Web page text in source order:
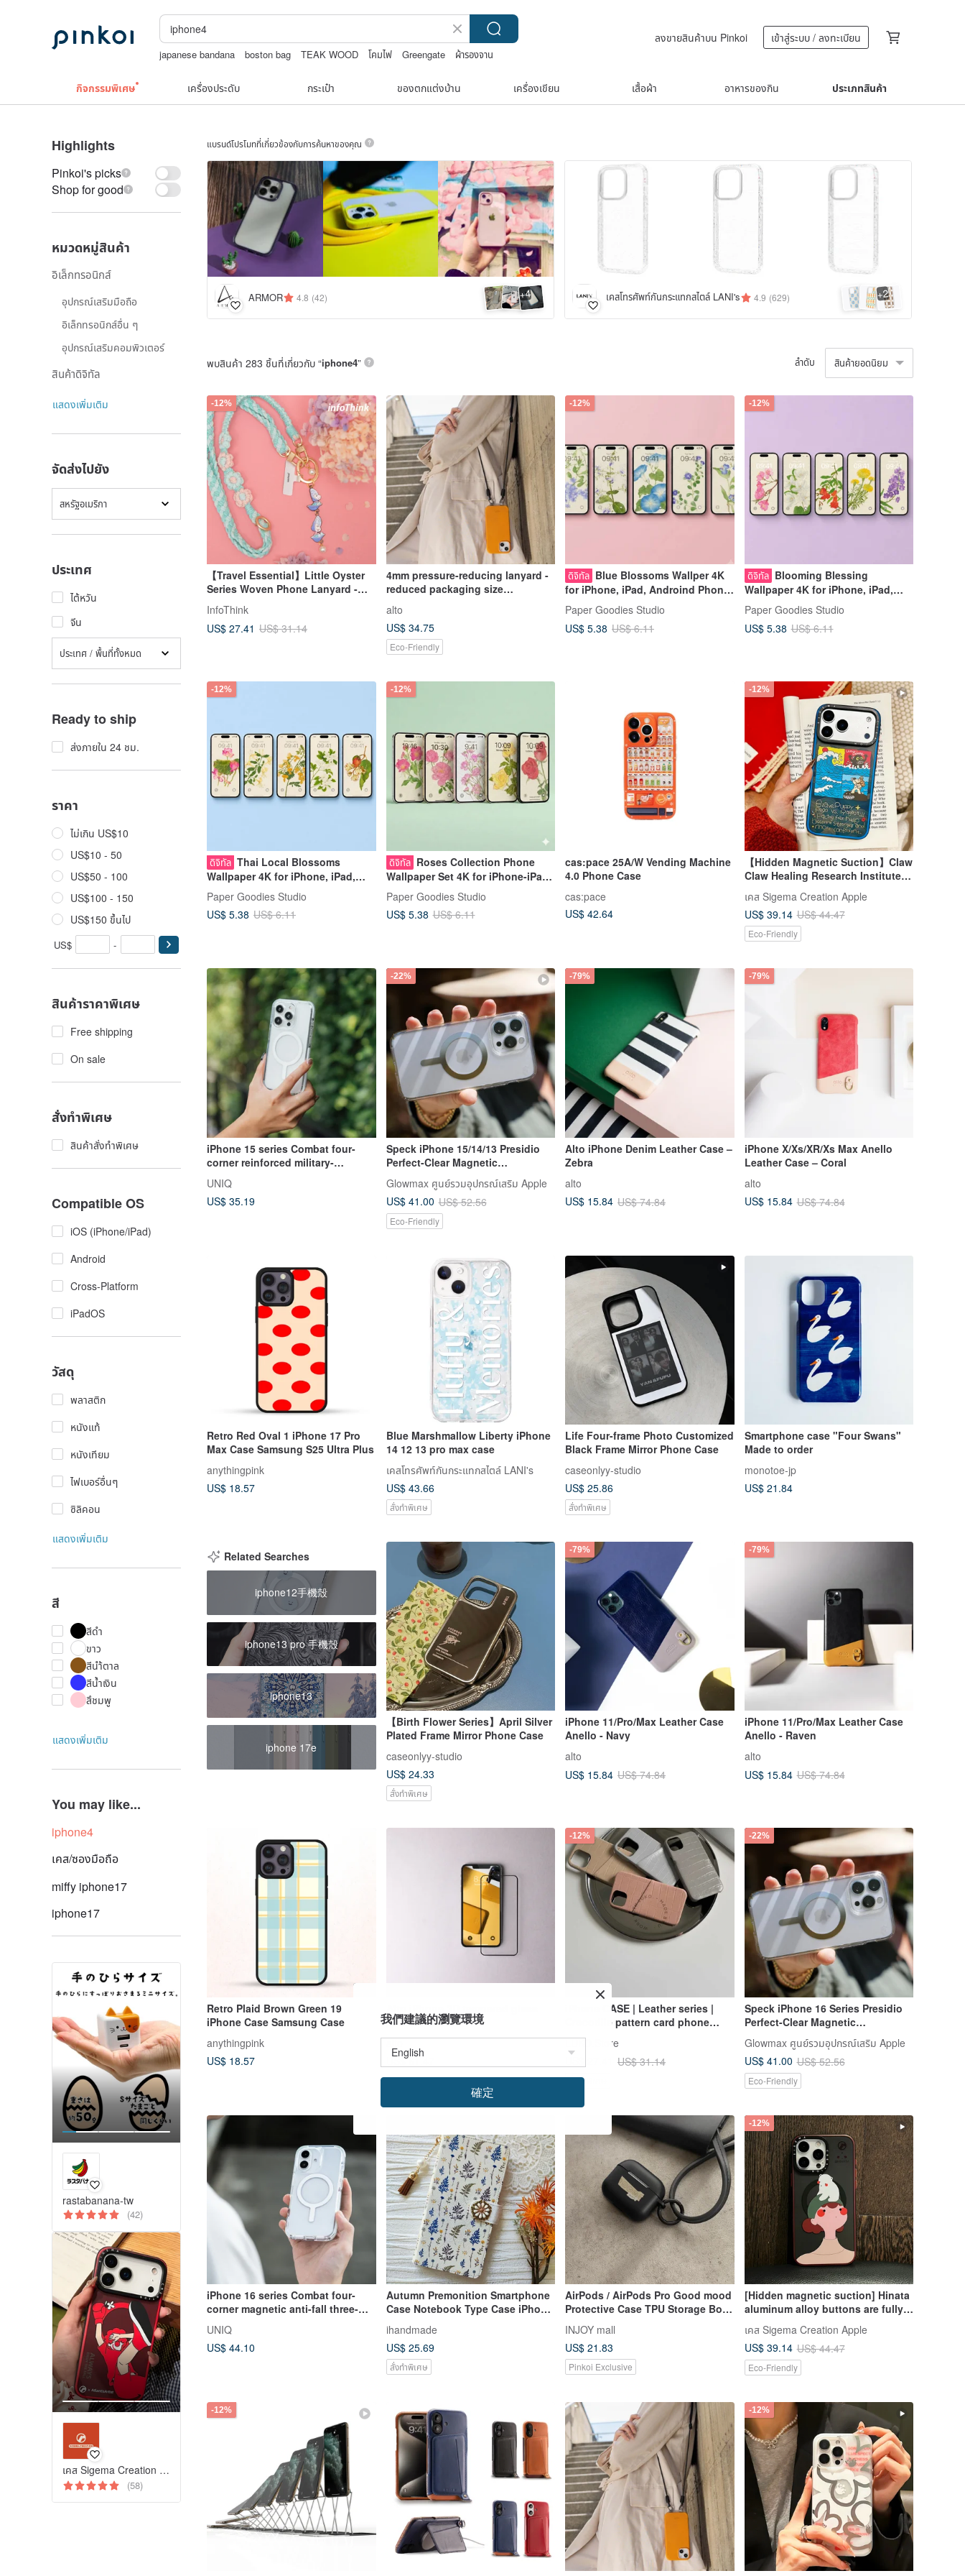
japanese bandana boston bag TEAK WOOD โคมไฟ Greengate
ผ้ารองจาน
ลงขายสินค้าบน Pinkoi เข้าสู่ระบบ / ลงทะเบียน
กิจกรรมพิเศษ เครื่องประดับ กระเป๋า ของตกแต่งบ้าน เครื่องเขียน เสื้อผ้า อาหารของกิน ประเภทสินค้า
Highlights
Pinkoi's picks
Shop for good
หมวดหมู่สินค้า
อิเล็กทรอนิกส์
อุปกรณ์เสริมมือถือ
อิเล็กทรอนิกส์อื่น ๆ
อุปกรณ์เสริมคอมพิวเตอร์
สินค้าดิจิทัล
แสดงเพิ่มเติม
จัดส่งไปยัง
สหรัฐอเมริกา
ประเทศ
ไต้หวัน
จีน
ประเทศ / พื้นที่ทั้งหมด
Ready to ship
ส่งภายใน 24 ชม.
ราคา
ไม่เกิน US$10
US$10 - 50
US$50 - 100
US$100 - 150
US$150 ขึ้นไป
US$ -
สินค้าราคาพิเศษ
Free shipping
On sale
สั่งทำพิเศษ
สินค้าสั่งทำพิเศษ
Compatible OS
iOS (iPhone/iPad)
Android
Cross-Platform
iPadOS
วัสดุ
พลาสติก
หนังแท้
หนังเทียม
ไฟเบอร์อื่นๆ
ซิลิคอน
แสดงเพิ่มเติม
สี
สีดำ
ขาว
สีนำ้ตาล
สีน้ำเงิน
สึชมพู
แสดงเพิ่มเติม
You may like...
iphone4
เคส/ซองมือถือ
miffy iphone17
iphone17
rastabanana-tw
(42)
เคส Sigema Creation Apple
(58)
แบรนด์โปรโมทที่เกี่ยวข้องกับการค้นหาของคุณ
ARMOR 4.8 (42) +4 เคสโทรศัพท์กันกระแทกสไตล์ LANI's 4.9 (629) +2
พบสินค้า 283 ชิ้นที่เกี่ยวกับ “iphone4” ลำดับ สินค้ายอดนิยม
-12%
【Travel Essential】Little Oyster
Series Woven Phone Lanyard -
Four Flowers
InfoThink
US$ 27.41 US$ 31.14
4mm pressure-reducing lanyard -
reduced packaging size
[excluding mobile phone
extensions]
alto
US$ 34.75
Eco-Friendly
-12%
ดิจิทัล Blue Blossoms Wallper 4K
for iPhone, iPad, Androind Phone
& Tablet
Paper Goodies Studio
US$ 5.38 US$ 6.11
-12%
ดิจิทัล Blooming Blessing
Wallpaper 4K for iPhone, iPad,
Android Phone & Tablet
Paper Goodies Studio
US$ 5.38 US$ 6.11
-12%
ดิจิทัล Thai Local Blossoms
Wallpaper 4K for iPhone, iPad,
Android Phone & Tablet
Paper Goodies Studio
US$ 5.38 US$ 6.11
-12%
ดิจิทัล Roses Collection Phone
Wallpaper Set 4K for iPhone-iPad
& Android Phone-Tablet
Paper Goodies Studio
US$ 5.38 US$ 6.11
cas:pace 25A/W Vending Machine
4.0 Phone Case
cas:pace
US$ 42.64
-12%
【Hidden Magnetic Suction】Claw
Claw Healing Research Institute
Matte Anti-Drop Anti-Scratch
iPhone 17
เคส Sigema Creation Apple
US$ 39.14 US$ 44.47
Eco-Friendly
iPhone 15 series Combat four-
corner reinforced military-
case/supports magnetic suction-
white
UNIQ
US$ 35.19
-22%
Speck iPhone 15/14/13 Presidio
Perfect-Clear Magnetic
Glowmax ศูนย์รวมอุปกรณ์เสริม Apple
US$ 41.00 US$ 52.56
Eco-Friendly
-79%
Alto iPhone Denim Leather Case –
Zebra
alto
US$ 15.84 US$ 74.84
-79%
iPhone X/Xs/XR/Xs Max Anello
Leather Case – Coral
alto
US$ 15.84 US$ 74.84
Retro Red Oval 1 iPhone 17 Pro
Max Case Samsung S25 Ultra Plus
anythingpink
US$ 18.57
Blue Marshmallow Liberty iPhone
14 12 13 pro max case
เคสโทรศัพท์กันกระแทกสไตล์ LANI's
US$ 43.66
สั่งทำพิเศษ
Life Four-frame Photo Customized
Black Frame Mirror Phone Case
caseonlyy-studio
US$ 25.86
สั่งทำพิเศษ
Smartphone case "Four Swans"
Made to order
monotoe-jp
US$ 21.84
Related Searches
iphone12手機殼
iphone13 pro 手機殼
iphone13
iphone 17e
【Birth Flower Series】April Silver
Plated Frame Mirror Phone Case
caseonlyy-studio
US$ 24.33
สั่งทำพิเศษ
-79%
iPhone 11/Pro/Max Leather Case
Anello - Navy
alto
US$ 15.84 US$ 74.84
-79%
iPhone 11/Pro/Max Leather Case
Anello - Raven
alto
US$ 15.84 US$ 74.84
Retro Plaid Brown Green 19
iPhone Case Samsung Case
anythingpink
US$ 18.57
protector
alto
US$ 61.47
-12%
iPhone CASE | Leather series |
Crocodile pattern card phone
case 4 colors
LUKO.Store
US$ 31.14
สั่งทำพิเศษ
-22%
Speck iPhone 16 Series Presidio
Perfect-Clear Magnetic
Glowmax ศูนย์รวมอุปกรณ์เสริม Apple
US$ 41.00 US$ 52.56
Eco-Friendly
iPhone 16 series Combat four-
corner magnetic anti-fall three-
material protective case - white
(luminous)
UNIQ
US$ 44.10
Autumn Premonition Smartphone
Case Notebook Type Case iPhone
12 iPhone XR iPhone 11 Xperia 10
IV Galaxy S23 Android
ihandmade
US$ 25.69
สั่งทำพิเศษ
AirPods / AirPods Pro Good mood
Protective Case TPU Storage Box
With Hook
INJOY mall
US$ 21.83
Pinkoi Exclusive
-12%
[Hidden magnetic suction] Hinata
aluminum alloy buttons are fully
frosted and anti-drop and
scratch-resistant for
iPhone16pro/max
เคส Sigema Creation Apple
US$ 39.14 US$ 44.47
Eco-Friendly
-12% -12%
我們建議的瀏覽環境
確定